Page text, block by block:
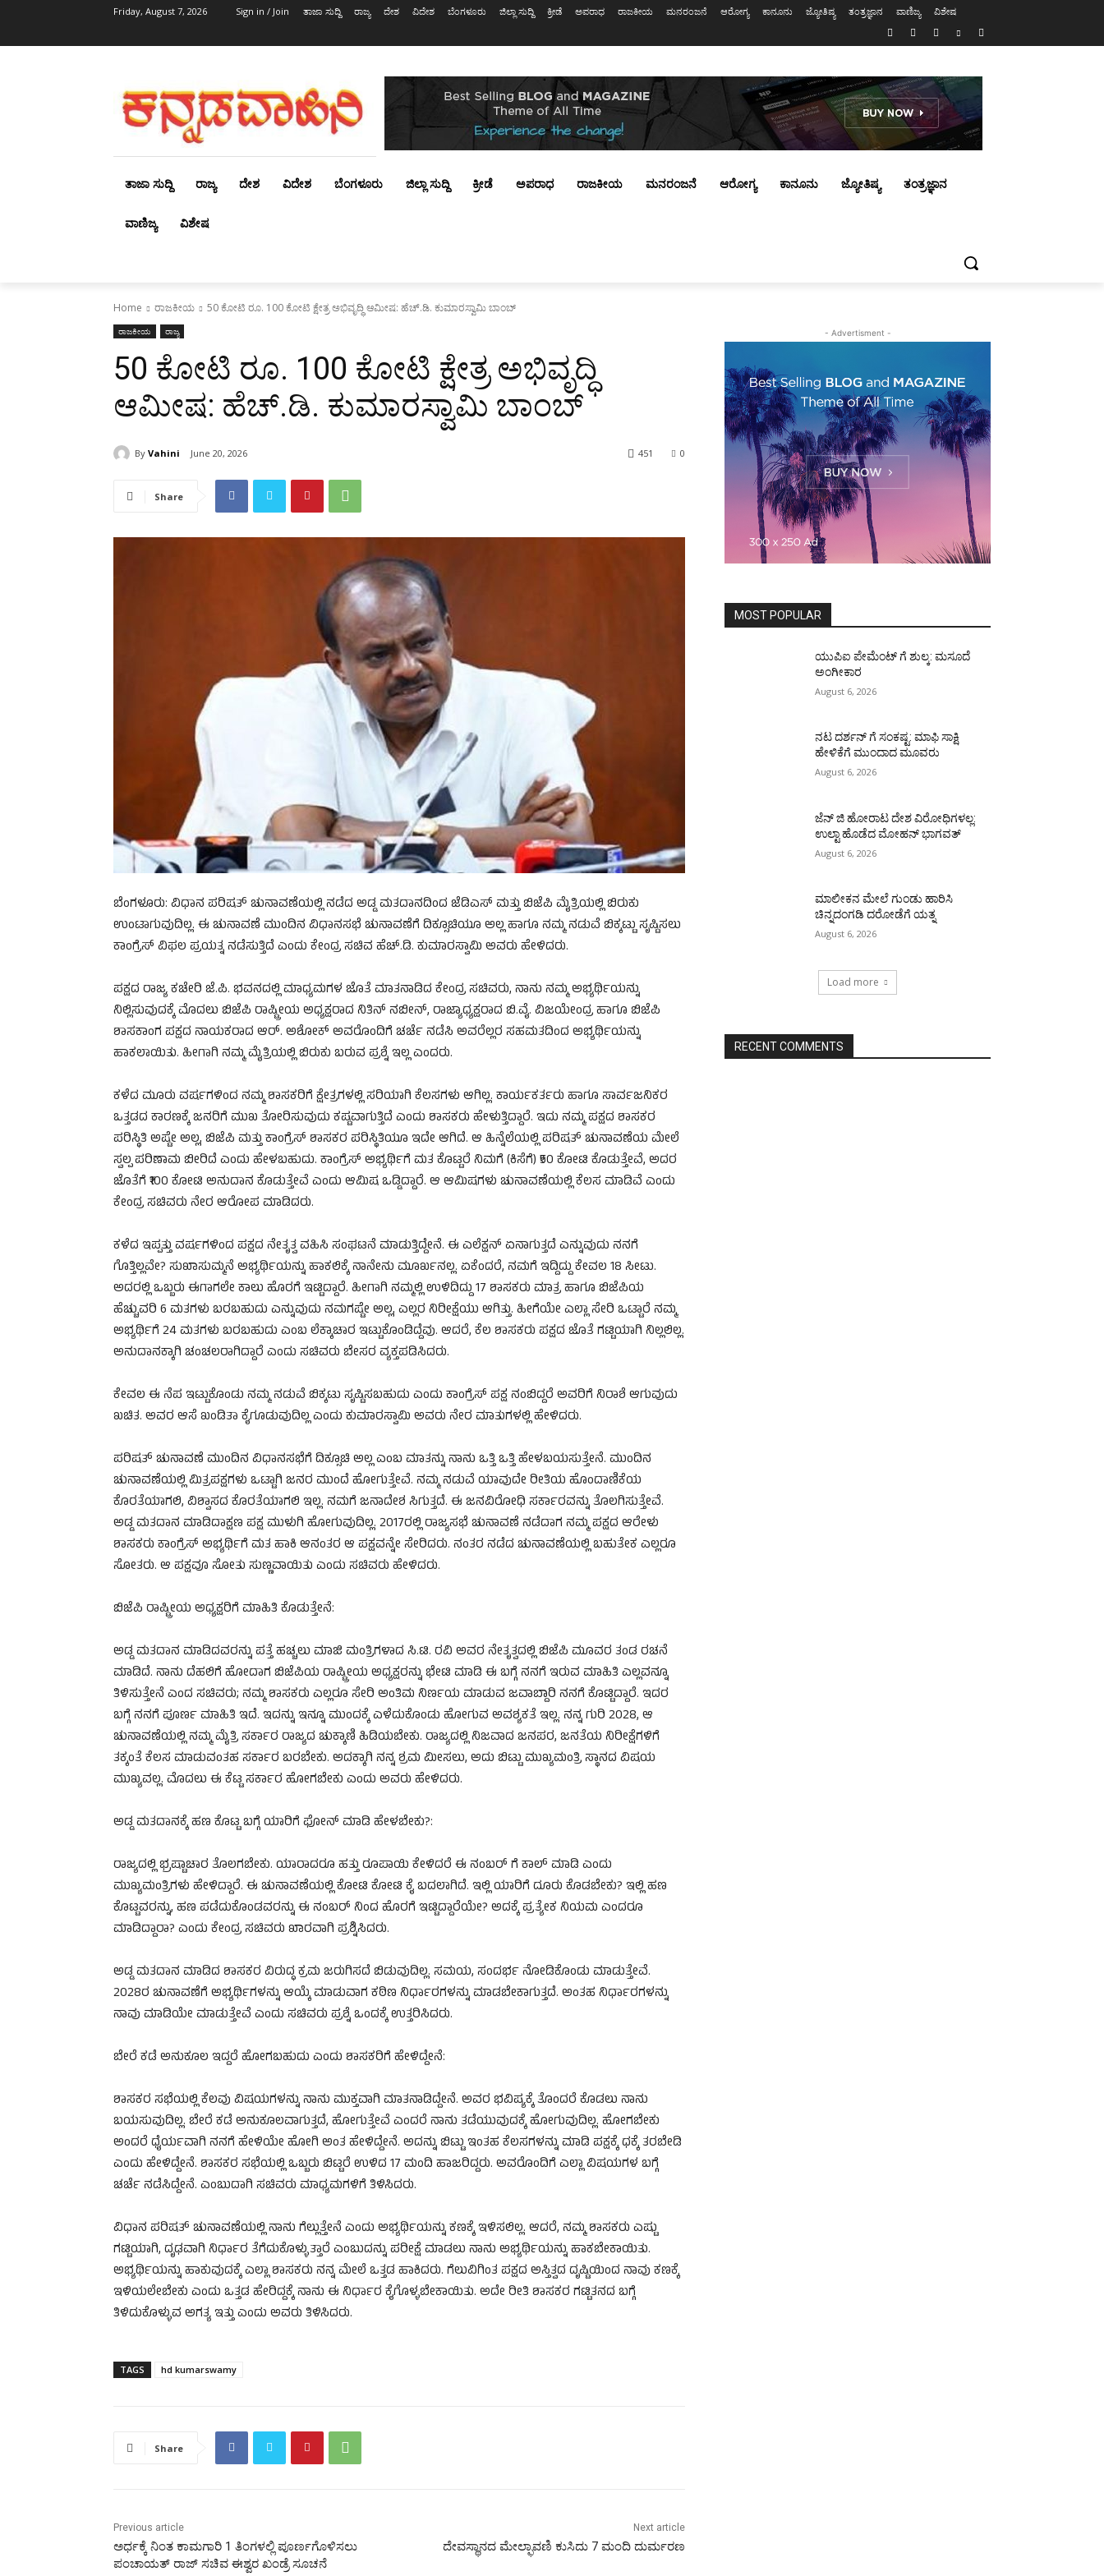
Friday, August 7, 2026 Sign in / Join ತಾಜಾ ಸುದ್ದಿ ರಾಜ್ಯ ದೇಶ ವಿದೇಶ ಬೆಂಗಳೂರು ಜಿಲ್ಲಾ ಸುದ್ದಿ ಕ್ರೀಡೆ ಅಪರಾಧ ರಾಜಕೀಯ ಮನರಂಜನೆ ಆರೋಗ್ಯ ಕಾನೂನು ಜ್ಯೋತಿಷ್ಯ ತಂತ್ರಜ್ಞಾನ ವಾಣಿಜ್ಯ ವಿಶೇಷ
ತಾಜಾ ಸುದ್ದಿ ರಾಜ್ಯ ದೇಶ ವಿದೇಶ ಬೆಂಗಳೂರು ಜಿಲ್ಲಾ ಸುದ್ದಿ ಕ್ರೀಡೆ ಅಪರಾಧ ರಾಜಕೀಯ ಮನರಂಜನೆ ಆರೋಗ್ಯ ಕಾನೂನು ಜ್ಯೋತಿಷ್ಯ ತಂತ್ರಜ್ಞಾನ
ವಾಣಿಜ್ಯ ವಿಶೇಷ
Home ರಾಜಕೀಯ 50 ಕೋಟಿ ರೂ. 100 ಕೋಟಿ ಕ್ಷೇತ್ರ ಅಭಿವೃದ್ಧಿ ಆಮೀಷ: ಹೆಚ್.ಡಿ. ಕುಮಾರಸ್ವಾಮಿ ಬಾಂಬ್
ರಾಜಕೀಯ ರಾಜ್ಯ
50 ಕೋಟಿ ರೂ. 100 ಕೋಟಿ ಕ್ಷೇತ್ರ ಅಭಿವೃದ್ಧಿ
ಆಮೀಷ: ಹೆಚ್.ಡಿ. ಕುಮಾರಸ್ವಾಮಿ ಬಾಂಬ್
By Vahini June 20, 2026 0
451
Share
ಬೆಂಗಳೂರು: ವಿಧಾನ ಪರಿಷತ್ ಚುನಾವಣೆಯಲ್ಲಿ ನಡೆದ ಅಡ್ಡ ಮತದಾನದಿಂದ ಜೆಡಿಎಸ್ ಮತ್ತು ಬಿಜೆಪಿ ಮೈತ್ರಿಯಲ್ಲಿ ಬಿರುಕು
ಉಂಟಾಗುವುದಿಲ್ಲ. ಈ ಚುನಾವಣೆ ಮುಂದಿನ ವಿಧಾನಸಭೆ ಚುನಾವಣೆಗೆ ದಿಕ್ಸೂಚಿಯೂ ಅಲ್ಲ ಹಾಗೂ ನಮ್ಮ ನಡುವೆ ಬಿಕ್ಕಟ್ಟು ಸೃಷ್ಟಿಸಲು
ಕಾಂಗ್ರೆಸ್ ವಿಫಲ ಪ್ರಯತ್ನ ನಡೆಸುತ್ತಿದೆ ಎಂದು ಕೇಂದ್ರ ಸಚಿವ ಹೆಚ್.ಡಿ. ಕುಮಾರಸ್ವಾಮಿ ಅವರು ಹೇಳಿದರು.
ಪಕ್ಷದ ರಾಜ್ಯ ಕಚೇರಿ ಜೆ.ಪಿ. ಭವನದಲ್ಲಿ ಮಾಧ್ಯಮಗಳ ಜೊತೆ ಮಾತನಾಡಿದ ಕೇಂದ್ರ ಸಚಿವರು, ನಾನು ನಮ್ಮ ಅಭ್ಯರ್ಥಿಯನ್ನು
ನಿಲ್ಲಿಸುವುದಕ್ಕೆ ಮೊದಲು ಬಿಜೆಪಿ ರಾಷ್ಟ್ರೀಯ ಅಧ್ಯಕ್ಷರಾದ ನಿತಿನ್ ನಬೀನ್, ರಾಜ್ಯಾಧ್ಯಕ್ಷರಾದ ಬಿ.ವೈ. ವಿಜಯೇಂದ್ರ ಹಾಗೂ ಬಿಜೆಪಿ
ಶಾಸಕಾಂಗ ಪಕ್ಷದ ನಾಯಕರಾದ ಆರ್. ಅಶೋಕ್ ಅವರೊಂದಿಗೆ ಚರ್ಚೆ ನಡೆಸಿ ಅವರೆಲ್ಲರ ಸಹಮತದಿಂದ ಅಭ್ಯರ್ಥಿಯನ್ನು
ಹಾಕಲಾಯಿತು. ಹೀಗಾಗಿ ನಮ್ಮ ಮೈತ್ರಿಯಲ್ಲಿ ಬಿರುಕು ಬರುವ ಪ್ರಶ್ನೆ ಇಲ್ಲ ಎಂದರು.
ಕಳೆದ ಮೂರು ವರ್ಷಗಳಿಂದ ನಮ್ಮ ಶಾಸಕರಿಗೆ ಕ್ಷೇತ್ರಗಳಲ್ಲಿ ಸರಿಯಾಗಿ ಕೆಲಸಗಳು ಆಗಿಲ್ಲ. ಕಾರ್ಯಕರ್ತರು ಹಾಗೂ ಸಾರ್ವಜನಿಕರ
ಒತ್ತಡದ ಕಾರಣಕ್ಕೆ ಜನರಿಗೆ ಮುಖ ತೋರಿಸುವುದು ಕಷ್ಟವಾಗುತ್ತಿದೆ ಎಂದು ಶಾಸಕರು ಹೇಳುತ್ತಿದ್ದಾರೆ. ಇದು ನಮ್ಮ ಪಕ್ಷದ ಶಾಸಕರ
ಪರಿಸ್ಥಿತಿ ಅಷ್ಟೇ ಅಲ್ಲ, ಬಿಜೆಪಿ ಮತ್ತು ಕಾಂಗ್ರೆಸ್ ಶಾಸಕರ ಪರಿಸ್ಥಿತಿಯೂ ಇದೇ ಆಗಿದೆ. ಆ ಹಿನ್ನೆಲೆಯಲ್ಲಿ ಪರಿಷತ್ ಚುನಾವಣೆಯ ಮೇಲೆ
ಸ್ವಲ್ಪ ಪರಿಣಾಮ ಬೀರಿದೆ ಎಂದು ಹೇಳಬಹುದು. ಕಾಂಗ್ರೆಸ್ ಅಭ್ಯರ್ಥಿಗೆ ಮತ ಕೊಟ್ಟರೆ ನಿಮಗೆ (ಕಿಸೆಗೆ) ₹50 ಕೋಟಿ ಕೊಡುತ್ತೇವೆ, ಅದರ
ಜೊತೆಗೆ ₹100 ಕೋಟಿ ಅನುದಾನ ಕೊಡುತ್ತೇವೆ ಎಂದು ಆಮಿಷ ಒಡ್ಡಿದ್ದಾರೆ. ಆ ಆಮಿಷಗಳು ಚುನಾವಣೆಯಲ್ಲಿ ಕೆಲಸ ಮಾಡಿವೆ ಎಂದು
ಕೇಂದ್ರ ಸಚಿವರು ನೇರ ಆರೋಪ ಮಾಡಿದರು.
ಕಳೆದ ಇಪ್ಪತ್ತು ವರ್ಷಗಳಿಂದ ಪಕ್ಷದ ನೇತೃತ್ವ ವಹಿಸಿ ಸಂಘಟನೆ ಮಾಡುತ್ತಿದ್ದೇನೆ. ಈ ಎಲೆಕ್ಷನ್ ಏನಾಗುತ್ತದೆ ಎನ್ನುವುದು ನನಗೆ
ಗೊತ್ತಿಲ್ಲವೇ? ಸುಖಾಸುಮ್ಮನೆ ಅಭ್ಯರ್ಥಿಯನ್ನು ಹಾಕಲಿಕ್ಕೆ ನಾನೇನು ಮೂರ್ಖನಲ್ಲ. ಏಕೆಂದರೆ, ನಮಗೆ ಇದ್ದಿದ್ದು ಕೇವಲ 18 ಸೀಟು.
ಅದರಲ್ಲಿ ಒಬ್ಬರು ಈಗಾಗಲೇ ಕಾಲು ಹೊರಗೆ ಇಟ್ಟಿದ್ದಾರೆ. ಹೀಗಾಗಿ ನಮ್ಮಲ್ಲಿ ಉಳಿದಿದ್ದು 17 ಶಾಸಕರು ಮಾತ್ರ ಹಾಗೂ ಬಿಜೆಪಿಯ
ಹೆಚ್ಚುವರಿ 6 ಮತಗಳು ಬರಬಹುದು ಎನ್ನುವುದು ನಮಗಷ್ಟೇ ಅಲ್ಲ, ಎಲ್ಲರ ನಿರೀಕ್ಷೆಯು ಆಗಿತ್ತು. ಹೀಗೆಯೇ ಎಲ್ಲಾ ಸೇರಿ ಒಟ್ಟಾರೆ ನಮ್ಮ
ಅಭ್ಯರ್ಥಿಗೆ 24 ಮತಗಳು ಬರಬಹುದು ಎಂಬ ಲೆಕ್ಕಾಚಾರ ಇಟ್ಟುಕೊಂಡಿದ್ದೆವು. ಆದರೆ, ಕೆಲ ಶಾಸಕರು ಪಕ್ಷದ ಜೊತೆ ಗಟ್ಟಿಯಾಗಿ ನಿಲ್ಲಲಿಲ್ಲ.
ಅನುದಾನಕ್ಕಾಗಿ ಚಂಚಲರಾಗಿದ್ದಾರೆ ಎಂದು ಸಚಿವರು ಬೇಸರ ವ್ಯಕ್ತಪಡಿಸಿದರು.
ಕೇವಲ ಈ ನೆಪ ಇಟ್ಟುಕೊಂಡು ನಮ್ಮ ನಡುವೆ ಬಿಕ್ಕಟು ಸೃಷ್ಟಿಸಬಹುದು ಎಂದು ಕಾಂಗ್ರೆಸ್ ಪಕ್ಷ ನಂಬಿದ್ದರೆ ಅವರಿಗೆ ನಿರಾಶೆ ಆಗುವುದು
ಖಚಿತ. ಅವರ ಆಸೆ ಖಂಡಿತಾ ಕೈಗೂಡುವುದಿಲ್ಲ ಎಂದು ಕುಮಾರಸ್ವಾಮಿ ಅವರು ನೇರ ಮಾತುಗಳಲ್ಲಿ ಹೇಳಿದರು.
ಪರಿಷತ್ ಚುನಾವಣೆ ಮುಂದಿನ ವಿಧಾನಸಭೆಗೆ ದಿಕ್ಸೂಚಿ ಅಲ್ಲ ಎಂಬ ಮಾತನ್ನು ನಾನು ಒತ್ತಿ ಒತ್ತಿ ಹೇಳಬಯಸುತ್ತೇನೆ. ಮುಂದಿನ
ಚುನಾವಣೆಯಲ್ಲಿ ಮಿತ್ರಪಕ್ಷಗಳು ಒಟ್ಟಾಗಿ ಜನರ ಮುಂದೆ ಹೋಗುತ್ತೇವೆ. ನಮ್ಮ ನಡುವೆ ಯಾವುದೇ ರೀತಿಯ ಹೊಂದಾಣಿಕೆಯ
ಕೊರತೆಯಾಗಲಿ, ವಿಶ್ವಾಸದ ಕೊರತೆಯಾಗಲಿ ಇಲ್ಲ. ನಮಗೆ ಜನಾದೇಶ ಸಿಗುತ್ತದೆ. ಈ ಜನವಿರೋಧಿ ಸರ್ಕಾರವನ್ನು ತೊಲಗಿಸುತ್ತೇವೆ.
ಅಡ್ಡ ಮತದಾನ ಮಾಡಿದಾಕ್ಷಣ ಪಕ್ಷ ಮುಳುಗಿ ಹೋಗುವುದಿಲ್ಲ. 2017ರಲ್ಲಿ ರಾಜ್ಯಸಭೆ ಚುನಾವಣೆ ನಡೆದಾಗ ನಮ್ಮ ಪಕ್ಷದ ಆರೇಳು
ಶಾಸಕರು ಕಾಂಗ್ರೆಸ್ ಅಭ್ಯರ್ಥಿಗೆ ಮತ ಹಾಕಿ ಆನಂತರ ಆ ಪಕ್ಷವನ್ನೇ ಸೇರಿದರು. ನಂತರ ನಡೆದ ಚುನಾವಣೆಯಲ್ಲಿ ಬಹುತೇಕ ಎಲ್ಲರೂ
ಸೋತರು. ಆ ಪಕ್ಷವೂ ಸೋತು ಸುಣ್ಣವಾಯಿತು ಎಂದು ಸಚಿವರು ಹೇಳಿದರು.
ಬಿಜೆಪಿ ರಾಷ್ಟ್ರೀಯ ಅಧ್ಯಕ್ಷರಿಗೆ ಮಾಹಿತಿ ಕೊಡುತ್ತೇನೆ:
ಅಡ್ಡ ಮತದಾನ ಮಾಡಿದವರನ್ನು ಪತ್ತೆ ಹಚ್ಚಲು ಮಾಜಿ ಮಂತ್ರಿಗಳಾದ ಸಿ.ಟಿ. ರವಿ ಅವರ ನೇತೃತ್ವದಲ್ಲಿ ಬಿಜೆಪಿ ಮೂವರ ತಂಡ ರಚನೆ
ಮಾಡಿದೆ. ನಾನು ದೆಹಲಿಗೆ ಹೋದಾಗ ಬಿಜೆಪಿಯ ರಾಷ್ಟ್ರೀಯ ಅಧ್ಯಕ್ಷರನ್ನು ಭೇಟಿ ಮಾಡಿ ಈ ಬಗ್ಗೆ ನನಗೆ ಇರುವ ಮಾಹಿತಿ ಎಲ್ಲವನ್ನೂ
ತಿಳಿಸುತ್ತೇನೆ ಎಂದ ಸಚಿವರು; ನಮ್ಮ ಶಾಸಕರು ಎಲ್ಲರೂ ಸೇರಿ ಅಂತಿಮ ನಿರ್ಣಯ ಮಾಡುವ ಜವಾಬ್ದಾರಿ ನನಗೆ ಕೊಟ್ಟಿದ್ದಾರೆ. ಇದರ
ಬಗ್ಗೆ ನನಗೆ ಪೂರ್ಣ ಮಾಹಿತಿ ಇದೆ. ಇದನ್ನು ಇನ್ನೂ ಮುಂದಕ್ಕೆ ಎಳೆದುಕೊಂಡು ಹೋಗುವ ಅವಶ್ಯಕತೆ ಇಲ್ಲ. ನನ್ನ ಗುರಿ 2028, ಆ
ಚುನಾವಣೆಯಲ್ಲಿ ನಮ್ಮ ಮೈತ್ರಿ ಸರ್ಕಾರ ರಾಜ್ಯದ ಚುಕ್ಕಾಣಿ ಹಿಡಿಯಬೇಕು. ರಾಜ್ಯದಲ್ಲಿ ನಿಜವಾದ ಜನಪರ, ಜನತೆಯ ನಿರೀಕ್ಷೆಗಳಿಗೆ
ತಕ್ಕಂತೆ ಕೆಲಸ ಮಾಡುವಂತಹ ಸರ್ಕಾರ ಬರಬೇಕು. ಅದಕ್ಕಾಗಿ ನನ್ನ ಶ್ರಮ ಮೀಸಲು, ಅದು ಬಿಟ್ಟು ಮುಖ್ಯಮಂತ್ರಿ ಸ್ಥಾನದ ವಿಷಯ
ಮುಖ್ಯವಲ್ಲ. ಮೊದಲು ಈ ಕೆಟ್ಟ ಸರ್ಕಾರ ಹೋಗಬೇಕು ಎಂದು ಅವರು ಹೇಳಿದರು.
ಅಡ್ಡ ಮತದಾನಕ್ಕೆ ಹಣ ಕೊಟ್ಟ ಬಗ್ಗೆ ಯಾರಿಗೆ ಫೋನ್ ಮಾಡಿ ಹೇಳಬೇಕು?:
ರಾಜ್ಯದಲ್ಲಿ ಭ್ರಷ್ಟಾಚಾರ ತೊಲಗಬೇಕು. ಯಾರಾದರೂ ಹತ್ತು ರೂಪಾಯಿ ಕೇಳಿದರೆ ಈ ನಂಬರ್ ಗೆ ಕಾಲ್ ಮಾಡಿ ಎಂದು
ಮುಖ್ಯಮಂತ್ರಿಗಳು ಹೇಳಿದ್ದಾರೆ. ಈ ಚುನಾವಣೆಯಲ್ಲಿ ಕೋಟಿ ಕೋಟಿ ಕೈ ಬದಲಾಗಿದೆ. ಇಲ್ಲಿ ಯಾರಿಗೆ ದೂರು ಕೊಡಬೇಕು? ಇಲ್ಲಿ ಹಣ
ಕೊಟ್ಟವರನ್ನು, ಹಣ ಪಡೆದುಕೊಂಡವರನ್ನು ಈ ನಂಬರ್ ನಿಂದ ಹೊರಗೆ ಇಟ್ಟಿದ್ದಾರೆಯೇ? ಅದಕ್ಕೆ ಪ್ರತ್ಯೇಕ ನಿಯಮ ಎಂದರೂ
ಮಾಡಿದ್ದಾರಾ? ಎಂದು ಕೇಂದ್ರ ಸಚಿವರು ಖಾರವಾಗಿ ಪ್ರಶ್ನಿಸಿದರು.
ಅಡ್ಡ ಮತದಾನ ಮಾಡಿದ ಶಾಸಕರ ವಿರುದ್ಧ ಕ್ರಮ ಜರುಗಿಸದೆ ಬಿಡುವುದಿಲ್ಲ. ಸಮಯ, ಸಂದರ್ಭ ನೋಡಿಕೊಂಡು ಮಾಡುತ್ತೇವೆ.
2028ರ ಚುನಾವಣೆಗೆ ಅಭ್ಯರ್ಥಿಗಳನ್ನು ಆಯ್ಕೆ ಮಾಡುವಾಗ ಕಠಿಣ ನಿರ್ಧಾರಗಳನ್ನು ಮಾಡಬೇಕಾಗುತ್ತದೆ. ಅಂತಹ ನಿರ್ಧಾರಗಳನ್ನು
ನಾವು ಮಾಡಿಯೇ ಮಾಡುತ್ತೇವೆ ಎಂದು ಸಚಿವರು ಪ್ರಶ್ನೆ ಒಂದಕ್ಕೆ ಉತ್ತರಿಸಿದರು.
ಬೇರೆ ಕಡೆ ಅನುಕೂಲ ಇದ್ದರೆ ಹೋಗಬಹುದು ಎಂದು ಶಾಸಕರಿಗೆ ಹೇಳಿದ್ದೇನೆ:
ಶಾಸಕರ ಸಭೆಯಲ್ಲಿ ಕೆಲವು ವಿಷಯಗಳನ್ನು ನಾನು ಮುಕ್ತವಾಗಿ ಮಾತನಾಡಿದ್ದೇನೆ. ಅವರ ಭವಿಷ್ಯಕ್ಕೆ ತೊಂದರೆ ಕೊಡಲು ನಾನು
ಬಯಸುವುದಿಲ್ಲ. ಬೇರೆ ಕಡೆ ಅನುಕೂಲವಾಗುತ್ತದೆ, ಹೋಗುತ್ತೇವೆ ಎಂದರೆ ನಾನು ತಡೆಯುವುದಕ್ಕೆ ಹೋಗುವುದಿಲ್ಲ. ಹೋಗಬೇಕು
ಅಂದರೆ ಧೈರ್ಯವಾಗಿ ನನಗೆ ಹೇಳಿಯೇ ಹೋಗಿ ಅಂತ ಹೇಳಿದ್ದೇನೆ. ಅದನ್ನು ಬಿಟ್ಟು ಇಂತಹ ಕೆಲಸಗಳನ್ನು ಮಾಡಿ ಪಕ್ಷಕ್ಕೆ ಧಕ್ಕೆ ತರಬೇಡಿ
ಎಂದು ಹೇಳಿದ್ದೇನೆ. ಶಾಸಕರ ಸಭೆಯಲ್ಲಿ ಒಬ್ಬರು ಬಿಟ್ಟರೆ ಉಳಿದ 17 ಮಂದಿ ಹಾಜರಿದ್ದರು. ಅವರೊಂದಿಗೆ ಎಲ್ಲಾ ವಿಷಯಗಳ ಬಗ್ಗೆ
ಚರ್ಚೆ ನಡೆಸಿದ್ದೇನೆ. ಎಂಬುದಾಗಿ ಸಚಿವರು ಮಾಧ್ಯಮಗಳಿಗೆ ತಿಳಿಸಿದರು.
ವಿಧಾನ ಪರಿಷತ್ ಚುನಾವಣೆಯಲ್ಲಿ ನಾನು ಗೆಲ್ಲುತ್ತೇನೆ ಎಂದು ಅಭ್ಯರ್ಥಿಯನ್ನು ಕಣಕ್ಕೆ ಇಳಿಸಲಿಲ್ಲ. ಆದರೆ, ನಮ್ಮ ಶಾಸಕರು ಎಷ್ಟು
ಗಟ್ಟಿಯಾಗಿ, ದೃಢವಾಗಿ ನಿರ್ಧಾರ ತೆಗೆದುಕೊಳ್ಳುತ್ತಾರೆ ಎಂಬುದನ್ನು ಪರೀಕ್ಷೆ ಮಾಡಲು ನಾನು ಅಭ್ಯರ್ಥಿಯನ್ನು ಹಾಕಬೇಕಾಯಿತು.
ಅಭ್ಯರ್ಥಿಯನ್ನು ಹಾಕುವುದಕ್ಕೆ ಎಲ್ಲಾ ಶಾಸಕರು ನನ್ನ ಮೇಲೆ ಒತ್ತಡ ಹಾಕಿದರು. ಗೆಲುವಿಗಿಂತ ಪಕ್ಷದ ಅಸ್ತಿತ್ವದ ದೃಷ್ಟಿಯಿಂದ ನಾವು ಕಣಕ್ಕೆ
ಇಳಿಯಲೇಬೇಕು ಎಂದು ಒತ್ತಡ ಹೇರಿದ್ದಕ್ಕೆ ನಾನು ಈ ನಿರ್ಧಾರ ಕೈಗೊಳ್ಳಬೇಕಾಯಿತು. ಅದೇ ರೀತಿ ಶಾಸಕರ ಗಟ್ಟಿತನದ ಬಗ್ಗೆ
ತಿಳಿದುಕೊಳ್ಳುವ ಅಗತ್ಯ ಇತ್ತು ಎಂದು ಅವರು ತಿಳಿಸಿದರು.
TAGS hd kumarswamy
Share
Previous article
ಅರ್ಧಕ್ಕೆ ನಿಂತ ಕಾಮಗಾರಿ 1 ತಿಂಗಳಲ್ಲಿ ಪೂರ್ಣಗೊಳಿಸಲು
ಪಂಚಾಯತ್ ರಾಜ್ ಸಚಿವ ಈಶ್ವರ ಖಂಡ್ರೆ ಸೂಚನೆ
Next article
ದೇವಸ್ಥಾನದ ಮೇಲ್ಫಾವಣಿ ಕುಸಿದು 7 ಮಂದಿ ದುರ್ಮರಣ
- Advertisment -
MOST POPULAR
ಯುಪಿಐ ಪೇಮೆಂಟ್ ಗೆ ಶುಲ್ಕ: ಮಸೂದೆ
ಅಂಗೀಕಾರ
August 6, 2026
ನಟ ದರ್ಶನ್ ಗೆ ಸಂಕಷ್ಟ: ಮಾಫಿ ಸಾಕ್ಷಿ
ಹೇಳಿಕೆಗೆ ಮುಂದಾದ ಮೂವರು
August 6, 2026
ಜೆನ್ ಜಿ ಹೋರಾಟ ದೇಶ ವಿರೋಧಿಗಳಲ್ಲ:
ಉಲ್ಟಾ ಹೊಡೆದ ಮೋಹನ್ ಭಾಗವತ್
August 6, 2026
ಮಾಲೀಕನ ಮೇಲೆ ಗುಂಡು ಹಾರಿಸಿ
ಚಿನ್ನದಂಗಡಿ ದರೋಡೆಗೆ ಯತ್ನ
August 6, 2026
Load more
RECENT COMMENTS